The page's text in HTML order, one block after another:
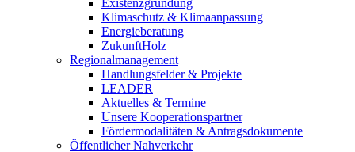
Existenzgründung
Klimaschutz & Klimaanpassung
Energieberatung
ZukunftHolz
Regionalmanagement
Handlungsfelder & Projekte
LEADER
Aktuelles & Termine
Unsere Kooperationspartner
Fördermodalitäten & Antragsdokumente
Öffentlicher Nahverkehr